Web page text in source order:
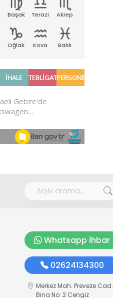
Başak Terazi Akrep
Oğlak Kova Balık
Whatsapp İhbar
02624134300
Merkez Mah. Preveze Cad.
Bina No: 2 Cengiz